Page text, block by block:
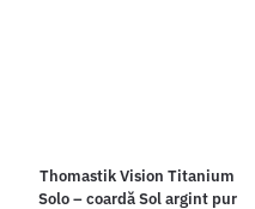
Thomastik Vision Titanium
Solo – coardă Sol argint pur